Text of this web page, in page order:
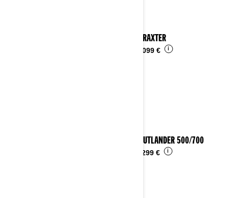
2025 TRAXTER
17.099 € i
2025 OUTLANDER 500/700
11.299 € i